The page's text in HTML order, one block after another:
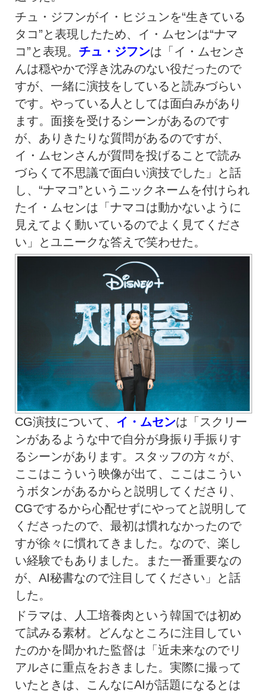
チュ・ジフンがイ・ヒジュンを“生きている
タコ”と表現したため、イ・ムセンは“ナマ
コ”と表現。 チュ・ジフンは「イ・ムセンさ
んは穏やかで浮き沈みのない役だったので
すが、一緒に演技をしていると読みづらい
です。やっている人としては面白みがあり
ます。面接を受けるシーンがあるのです
が、ありきたりな質問があるのですが、
イ・ムセンさんが質問を投げることで読み
づらくて不思議で面白い演技でした」と話
し、“ナマコ”というニックネームを付けられ
たイ・ムセンは「ナマコは動かないように
見えてよく動いているのでよく見てくださ
い」とユニークな答えで笑わせた。
CG演技について、 イ・ムセンは「スクリー
ンがあるような中で自分が身振り手振りす
るシーンがあります。スタッフの方々が、
ここはこういう映像が出て、ここはこうい
うボタンがあるからと説明してくださり、
CGでするから心配せずにやってと説明して
くださったので、最初は慣れなかったので
すが徐々に慣れてきました。なので、楽し
い経験でもありました。また一番重要なの
が、AI秘書なので注目してください」と話
した。
ドラマは、人工培養肉という韓国では初め
て試みる素材。どんなところに注目してい
たのかを聞かれた監督は「近未来なのでリ
アルさに重点をおきました。実際に撮って
いたときは、こんなにAIが話題になるとは